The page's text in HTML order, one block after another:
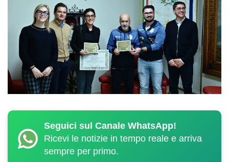
Seguici sul Canale WhatsApp!
Ricevi le notizie in tempo reale e arriva
sempre per primo.